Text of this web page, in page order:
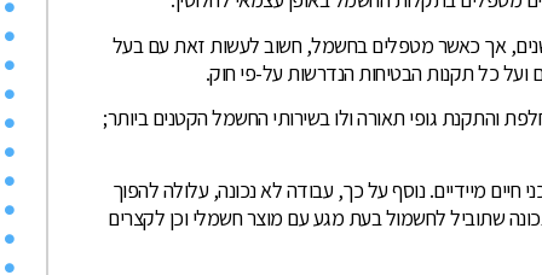
אך כאשר מטפלים בחשמל, חשוב לעשות זאת עם בעל
כל תקנות הבטיחות הנדרשות על-פי חוק.
והתקנת גופי תאורה ולו בשירותי החשמל הקטנים ביותר;
מיידיים. נוסף על כך, עבודה לא נכונה, עלולה להפוך
שתוביל לחשמול בעת מגע עם מוצר חשמלי וכן לקצרים